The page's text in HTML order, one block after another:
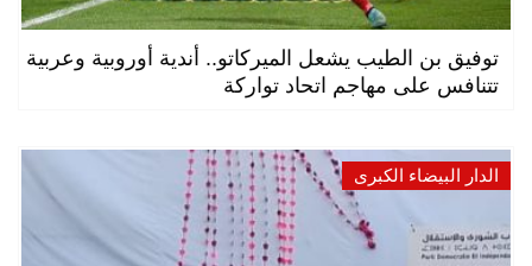
توفيق بن الطيب يشعل الميركاتو.. أندية أوروبية وعربية
تتنافس على مهاجم اتحاد تواركة
الدار البيضاء الكبرى